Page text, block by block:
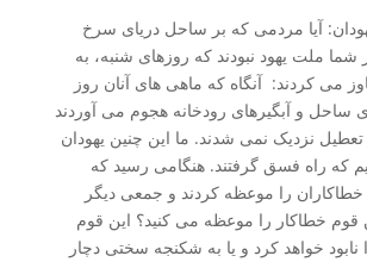
آیا مردمی که بر ساحل دریای سرخ
شما ملت یهود نبودند که روزهای شنبه، به
می کردند: آنگاه که ماهی های آنان روز
ساحل و آبگیرهای رودخانه هجوم می آوردند
نزدیک نمی شدند. ما این چنین یهودان
که راه فسق گرفتند. هنگامی رسید که
خطاکاران را موعظه کردند و جمعی دیگر
قوم خطاکار را موعظه می کنید؟ این قوم
نابود خواهد کرد و یا به شکنجه سختی دچار